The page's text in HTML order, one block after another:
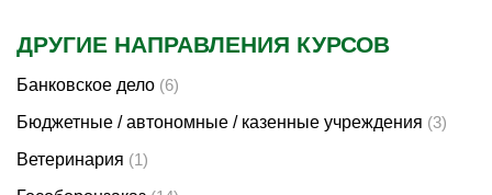
ДРУГИЕ НАПРАВЛЕНИЯ КУРСОВ
Банковское дело (6)
Бюджетные / автономные / казенные учреждения (3)
Ветеринария (1)